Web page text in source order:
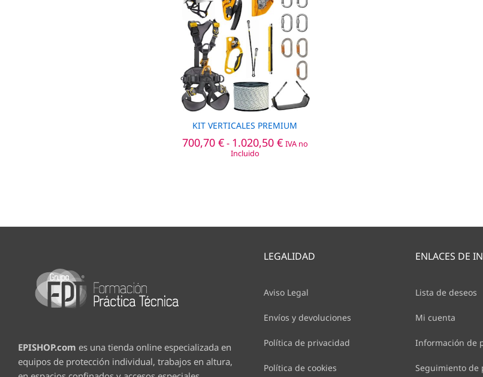
KIT VERTICALES PREMIUM
700,70 €- 1.020,50 €Rango
de
IVA no
Incluido
700,70 € 1.020,50 €
EPISHOP.com es una tienda online especializada en
equipos de protección individual, trabajos en altura,
LEGALIDAD
Aviso Legal
Envíos y devoluciones
Política de privacidad
Política de cookies
ENLACES DE
Lista de deseos
Mi cuenta
Información de
Seguimiento de